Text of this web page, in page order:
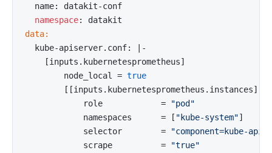
  name: datakit-conf
namespace
data:
  kube-apiserver.conf: |-
    [inputs.kubernetesprometheus]
        node_local =
true
        [[inputs.kubernetesprometheus.instances]]
            role            =
"pod"
            namespaces      = [
"kube-system"]
            selector        =
"component=kube-
            scrape          =
"true"